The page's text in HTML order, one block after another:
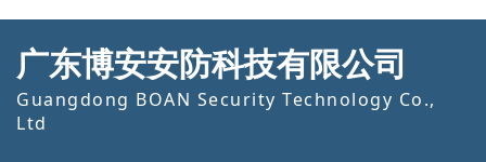
广东博安安防科技有限公司
Guangdong BOAN Security Technology Co.,
Ltd